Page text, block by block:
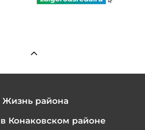
Жизнь района
Конаковском районе